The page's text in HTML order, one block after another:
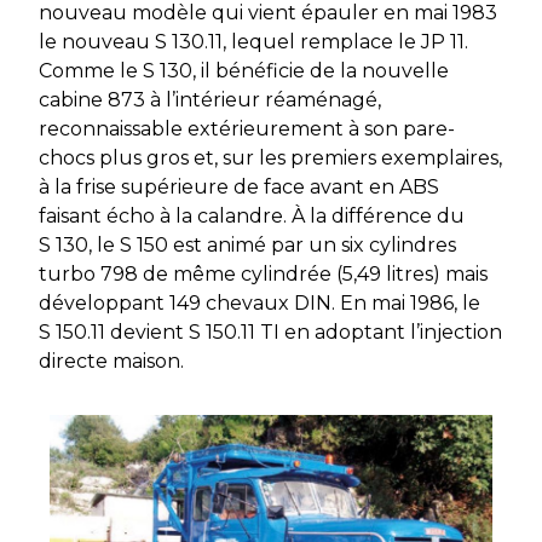
nouveau modèle qui vient épauler en mai 1983
le nouveau S 130.11, lequel remplace le JP 11.
Comme le S 130, il bénéficie de la nouvelle
cabine 873 à l’intérieur réaménagé,
reconnaissable extérieurement à son pare-
chocs plus gros et, sur les premiers exemplaires,
à la frise supérieure de face avant en ABS
faisant écho à la calandre. À la différence du
S 130, le S 150 est animé par un six cylindres
turbo 798 de même cylindrée (5,49 litres) mais
développant 149 chevaux DIN. En mai 1986, le
S 150.11 devient S 150.11 TI en adoptant l’injection
directe maison.